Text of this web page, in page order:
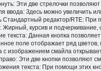
Эти две стрелочки
ввода: Здесь можно увеличить
Стандартный редактор/RTE: При
Жирный, курсив и
текста: Данная кнопка
поле отображает ряд
с изображением смайла
Эти две кнопки позволяют
текста: При помощи этих